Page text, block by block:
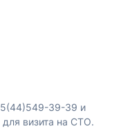
39-39 и
визита на СТО.